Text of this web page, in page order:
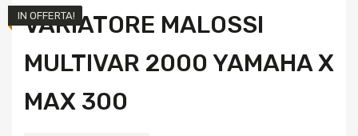
VARIATORE MALOSSI
MULTIVAR 2000 YAMAHA X
MAX 300
IN OFFERTA!